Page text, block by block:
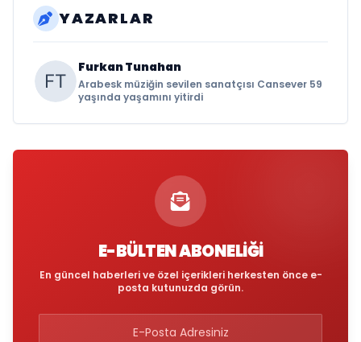
YAZARLAR
Furkan Tunahan
Arabesk müziğin sevilen sanatçısı Cansever 59
yaşında yaşamını yitirdi
E-BÜLTEN ABONELIĞI
En güncel haberleri ve özel içerikleri herkesten önce e-
posta kutunuzda görün.